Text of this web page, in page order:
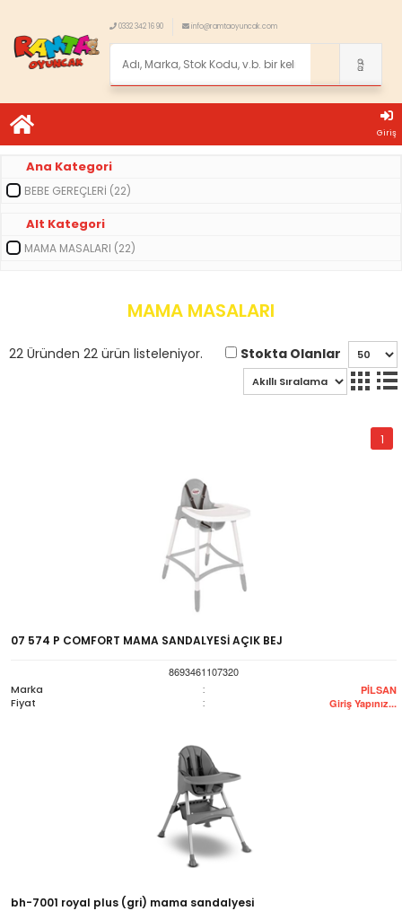
0332 342 16 90 info@ramtaoyuncak.com
Giriş
Ana Kategori
BEBE GEREÇLERİ (22)
Alt Kategori
MAMA MASALARI (22)
MAMA MASALARI
22 Üründen 22 ürün listeleniyor. Stokta Olanlar
1
07 574 P COMFORT MAMA SANDALYESİ AÇIK BEJ
8693461107320
Marka
: PİLSAN
Fiyat : Giriş Yapınız...
bh-7001 royal plus (gri) mama sandalyesi